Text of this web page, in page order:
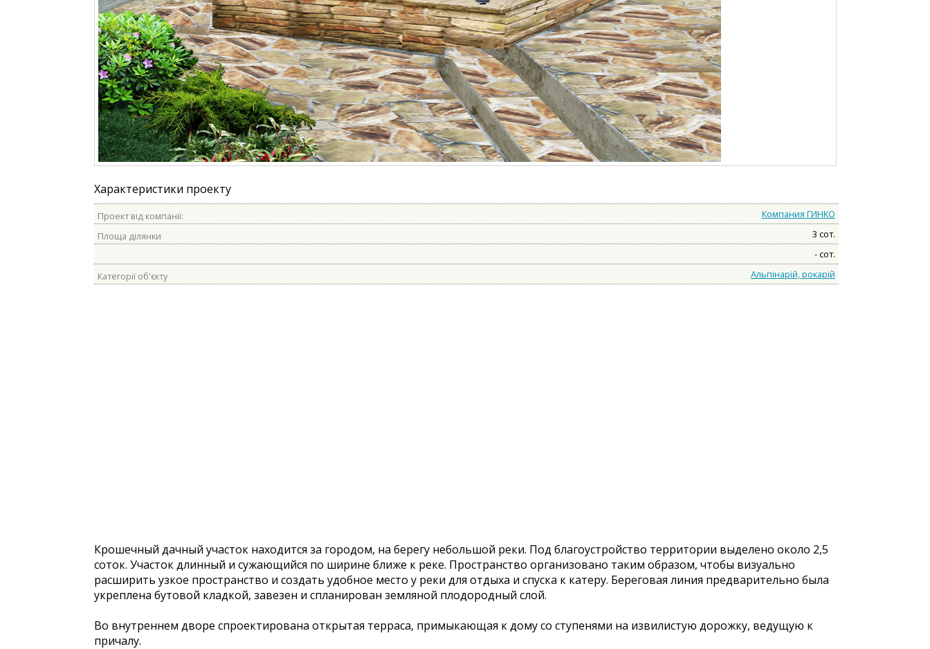
Характеристики проекту
Проект від компанії:
Компания ГИНКО
Площа ділянки
3 сот.
- сот.
Категорії об'єкту
Альпінарій, рокарій
Крошечный дачный участок находится за городом, на берегу небольшой реки. Под благоустройство территории выделено около 2,5
соток. Участок длинный и сужающийся по ширине ближе к реке. Пространство организовано таким образом, чтобы визуально
расширить узкое пространство и создать удобное место у реки для отдыха и спуска к катеру. Береговая линия предварительно была
укреплена бутовой кладкой, завезен и спланирован земляной плодородный слой.
Во внутреннем дворе спроектирована открытая терраса, примыкающая к дому со ступенями на извилистую дорожку, ведущую к
причалу.